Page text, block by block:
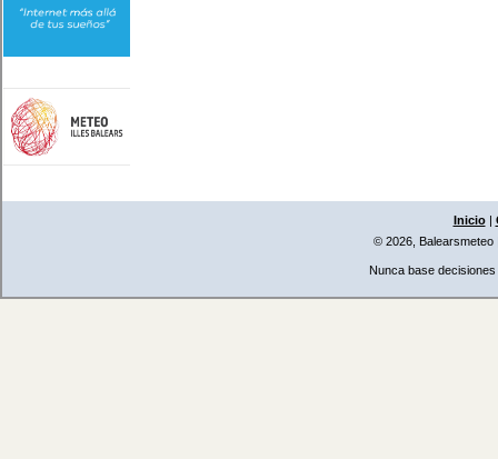
Inicio|
© 2026, Balearsmeteo
Nunca base